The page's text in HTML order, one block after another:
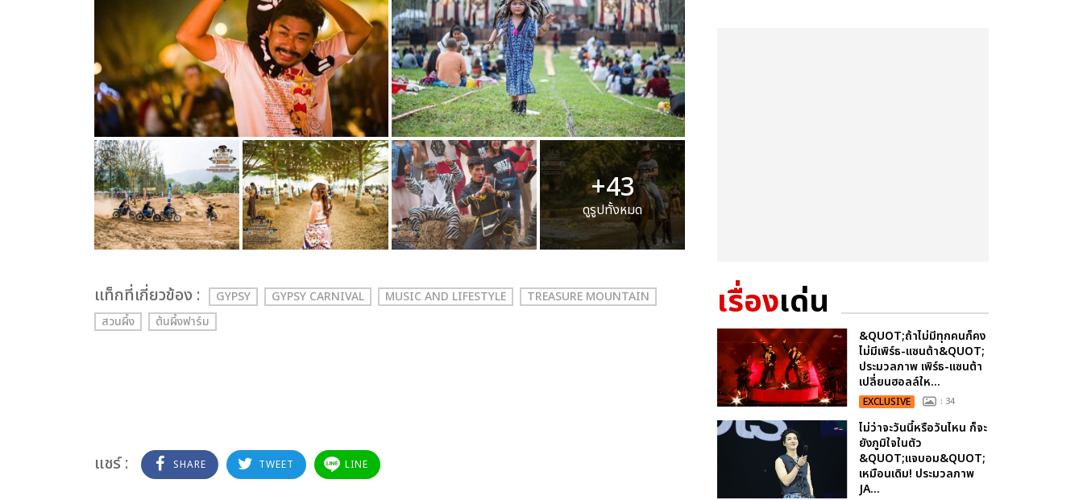
+43
ดูรูปทั้งหมด
เเท็กที่เกี่ยวข้อง : GYPSY GYPSY CARNIVAL MUSIC AND LIFESTYLE
TREASURE MOUNTAIN
สวนผึ้ง
ต้นผึ้งฟาร์ม
แชร์ : SHARE TWEET LINE
เรื่องเด่น
&QUOT;ถ้าไม่มีทุกคนก็คง
ไม่มีเพิร์ธ-แซนต้า&QUOT;
ประมวลภาพ เพิร์ธ-แซนต้า
เปลี่ยนฮอลล์ให...
EXCLUSIVE : 34
ไม่ว่าจะวันนี้หรือวันไหน ก็จะ
ยังภูมิใจในตัว
&QUOT;แจบอม&QUOT;
เหมือนเดิม! ประมวลภาพ
JA...